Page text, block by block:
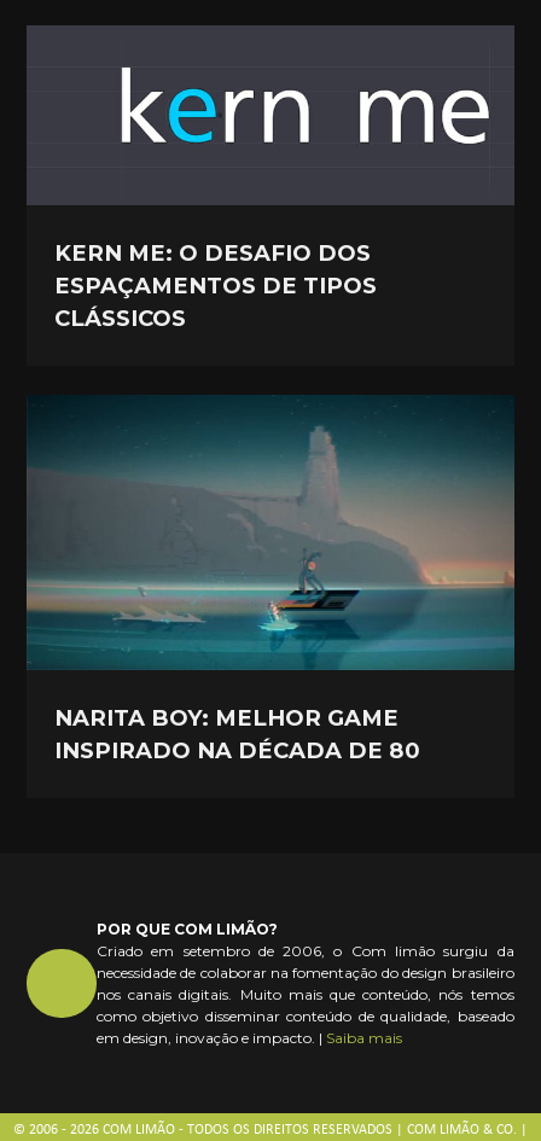
KERN ME: O DESAFIO DOS
ESPAÇAMENTOS DE TIPOS
CLÁSSICOS
NARITA BOY: MELHOR GAME
INSPIRADO NA DÉCADA DE 80
POR QUE COM LIMÃO?
Criado em setembro de 2006, o Com limão surgiu da
necessidade de colaborar na fomentação do design brasileiro
nos canais digitais. Muito mais que conteúdo, nós temos
como objetivo disseminar conteúdo de qualidade, baseado
em design, inovação e impacto. | Saiba mais
© 2006 - 2026 COM LIMÃO - TODOS OS DIREITOS RESERVADOS | COM LIMÃO & CO. |